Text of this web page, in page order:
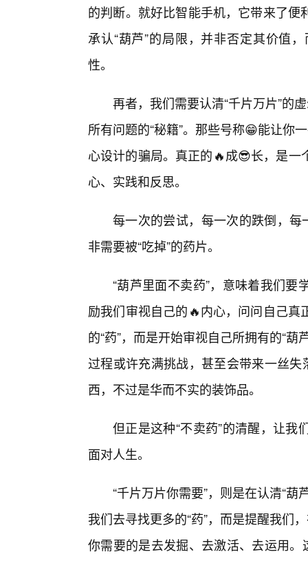
的判断。就好比智能手机，它带来了
承认“葫芦”的局限，并非否定其价值
性。
再者，我们需要认清“千片万片”的
所有问题的“秘籍”。那些号称😁能让你
心设计的骗局。真正的🔥成😎长，是
心、实践和反思。
每一次的尝试，每一次的跌倒，每
非需要被“吃掉”的药片。
“葫芦里面不卖药”，意味着我们
励我们审视自己的🔥内心，问问自己
的“药”，而是开始审视自己所拥有的“
过程或许充满挑战，甚至会带来一丝
西，不过是华而不实的装饰品。
但正是这种“不卖药”的清醒，让
面对人生。
“千片万片你需要”，则是在认清“
我们去寻找更多的“药”，而是提醒我们
你需要的是去发掘、去激活、去运用